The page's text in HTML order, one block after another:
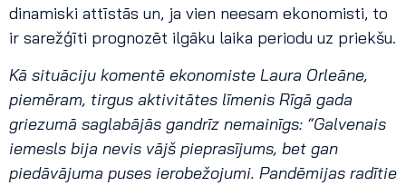
dinamiski attīstās un, ja vien neesam ekonomisti, to
ir sarežģīti prognozēt ilgāku laika periodu uz priekšu.
Kā situāciju komentē ekonomiste Laura Orleāne,
piemēram, tirgus aktivitātes līmenis Rīgā gada
griezumā saglabājās gandrīz nemainīgs: “Galvenais
iemesls bija nevis vājš pieprasījums, bet gan
piedāvājuma puses ierobežojumi. Pandēmijas radītie